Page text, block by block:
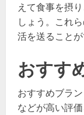
えて食事を摂
しょう。これ
活を送ることが
おすす
おすすめブラ
などが高い評